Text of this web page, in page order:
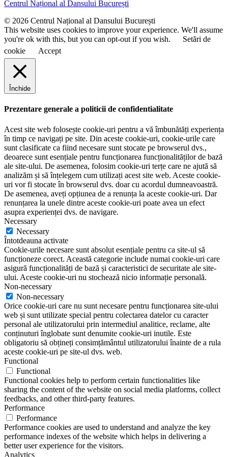
m
Centrul Național al Dansului București
© 2026 Centrul Național al Dansului București
This website uses cookies to improve your experience. We'll assume
you're ok with this, but you can opt-out if you wish.
Setări de
cookie
Accept
Închide
Prezentare generale a politicii de confidentialitate
Acest site web folosește cookie-uri pentru a vă îmbunătăți experiența
în timp ce navigați pe site. Din aceste cookie-uri, cookie-urile care
sunt clasificate ca fiind necesare sunt stocate pe browserul dvs.,
deoarece sunt esențiale pentru funcționarea funcționalităților de bază
ale site-ului. De asemenea, folosim cookie-uri terțe care ne ajută să
analizăm și să înțelegem cum utilizați acest site web. Aceste cookie-
uri vor fi stocate în browserul dvs. doar cu acordul dumneavoastră.
De asemenea, aveți opțiunea de a renunța la aceste cookie-uri. Dar
renunțarea la unele dintre aceste cookie-uri poate avea un efect
asupra experienței dvs. de navigare.
Necessary
Necessary
Întotdeauna activate
Cookie-urile necesare sunt absolut esențiale pentru ca site-ul să
funcționeze corect. Această categorie include numai cookie-uri care
asigură funcționalități de bază și caracteristici de securitate ale site-
ului. Aceste cookie-uri nu stochează nicio informație personală.
Non-necessary
Non-necessary
Orice cookie-uri care nu sunt necesare pentru funcționarea site-ului
web și sunt utilizate special pentru colectarea datelor cu caracter
personal ale utilizatorului prin intermediul analitice, reclame, alte
conținuturi înglobate sunt denumite cookie-uri inutile. Este
obligatoriu să obțineți consimțământul utilizatorului înainte de a rula
aceste cookie-uri pe site-ul dvs. web.
Functional
Functional
Functional cookies help to perform certain functionalities like
sharing the content of the website on social media platforms, collect
feedbacks, and other third-party features.
Performance
Performance
Performance cookies are used to understand and analyze the key
performance indexes of the website which helps in delivering a
better user experience for the visitors.
Analytics